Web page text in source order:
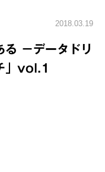
2018.03.19
る －データドリ
」vol.1